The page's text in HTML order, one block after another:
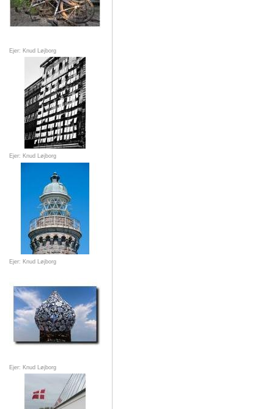
Ejer: Knud Løjborg
Ejer: Knud Løjborg
Ejer: Knud Løjborg
Ejer: Knud Løjborg